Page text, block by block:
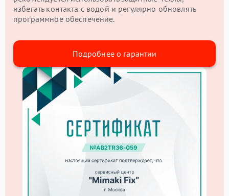
избегать контакта с водой и регулярно обновлять
программное обеспечение.
Подробнее о гарантии